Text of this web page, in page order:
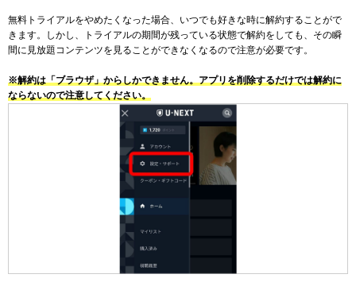
無料トライアルをやめたくなった場合、いつでも好きな時に解約することがで
きます。しかし、トライアルの期間が残っている状態で解約をしても、その瞬
間に見放題コンテンツを見ることができなくなるので注意が必要です。
※解約は「ブラウザ」からしかできません。アプリを削除するだけでは解約に
ならないので注意してください。